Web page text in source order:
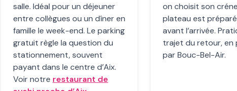
salle. Idéal pour un déjeuner
entre collègues ou un dîner en
famille le week-end. Le parking
gratuit règle la question du
stationnement, souvent
payant dans le centre d’Aix.
Voir notre restaurant de
on choisit son
plateau est
avant l’arrivée.
trajet du retour, en
par Bouc-Bel-Air.